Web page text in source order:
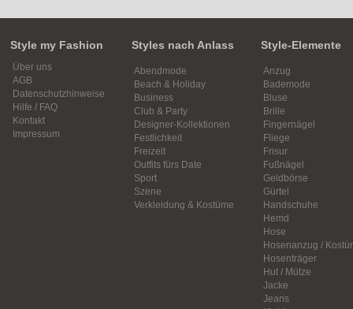
Style my Fashion
Über uns
AGB
Datenschutzhinweise
Hilfe / FAQ
Kontakt
Impressum
Styles nach Anlass
Abendmode
Beach & Holiday
Business
Club & Party
Designer-Kollektionen
Festlichkeit
Freizeit
Outfits fürs Date
Sport
Szene
Verkleidung & Kostüme
Style-Elemente
Anzug
Bademode
Bluse
Brille
Fingernägel
Fliege
Frisur
Fußnägel
Geldbörse
Gürtel
Handschuhe
Hemd
Hose
Hosenanzug /
Hosenträger
Hut / Mütze
Jacke
Jeans